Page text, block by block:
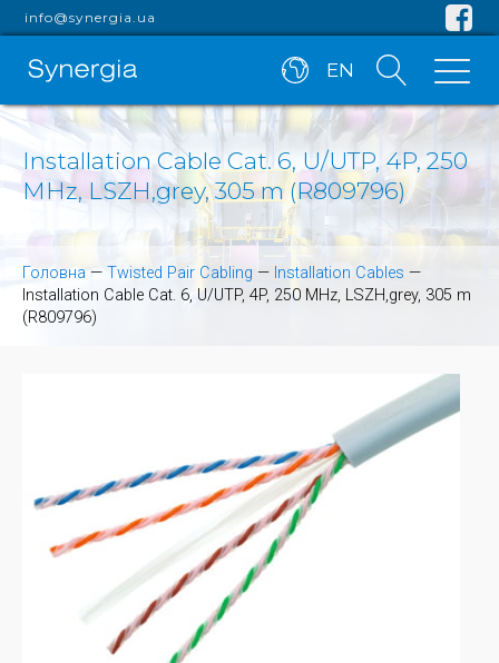
info@synergia.ua
EN
Installation Cable Cat. 6, U/UTP, 4P, 250
MHz, LSZH,grey, 305 m (R809796)
Головна — Twisted Pair Cabling — Installation Cables —
Installation Cable Cat. 6, U/UTP, 4P, 250 MHz, LSZH,grey, 305 m
(R809796)